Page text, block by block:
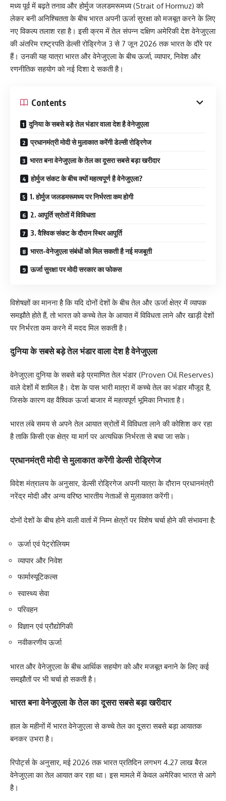
मध्य पूर्व में बढ़ते तनाव और होर्मुज जलडमरूमध्य (Strait of Hormuz) को
लेकर बनी अनिश्चितता के बीच भारत अपनी ऊर्जा सुरक्षा को मजबूत करने के लिए
नए विकल्प तलाश रहा है। इसी क्रम में तेल संपन्न दक्षिण अमेरिकी देश वेनेजुएला
की अंतरिम राष्ट्रपति डेल्सी रोड्रिगेज 3 से 7 जून 2026 तक भारत के दौरे पर
हैं। उनकी यह यात्रा भारत और वेनेजुएला के बीच ऊर्जा, व्यापार, निवेश और
रणनीतिक सहयोग को नई दिशा दे सकती है।
Contents
दुनिया के सबसे बड़े तेल भंडार वाला देश है वेनेजुएला
प्रधानमंत्री मोदी से मुलाकात करेंगी डेल्सी रोड्रिगेज
भारत बना वेनेजुएला के तेल का दूसरा सबसे बड़ा खरीदार
होर्मुज संकट के बीच क्यों महत्वपूर्ण है वेनेजुएला?
1. होर्मुज जलडमरूमध्य पर निर्भरता कम होगी
2. आपूर्ति स्रोतों में विविधता
3. वैश्विक संकट के दौरान स्थिर आपूर्ति
भारत-वेनेजुएला संबंधों को मिल सकती है नई मजबूती
ऊर्जा सुरक्षा पर मोदी सरकार का फोकस
विशेषज्ञों का मानना है कि यदि दोनों देशों के बीच तेल और ऊर्जा क्षेत्र में व्यापक
समझौते होते हैं, तो भारत को कच्चे तेल के आयात में विविधता लाने और खाड़ी देशों
पर निर्भरता कम करने में मदद मिल सकती है।
दुनिया के सबसे बड़े तेल भंडार वाला देश है वेनेजुएला
वेनेजुएला दुनिया के सबसे बड़े प्रमाणित तेल भंडार (Proven Oil Reserves)
वाले देशों में शामिल है। देश के पास भारी मात्रा में कच्चे तेल का भंडार मौजूद है,
जिसके कारण वह वैश्विक ऊर्जा बाजार में महत्वपूर्ण भूमिका निभाता है।
भारत लंबे समय से अपने तेल आयात स्रोतों में विविधता लाने की कोशिश कर रहा
है ताकि किसी एक क्षेत्र या मार्ग पर अत्यधिक निर्भरता से बचा जा सके।
प्रधानमंत्री मोदी से मुलाकात करेंगी डेल्सी रोड्रिगेज
विदेश मंत्रालय के अनुसार, डेल्सी रोड्रिगेज अपनी यात्रा के दौरान प्रधानमंत्री
नरेंद्र मोदी और अन्य वरिष्ठ भारतीय नेताओं से मुलाकात करेंगी।
दोनों देशों के बीच होने वाली वार्ता में निम्न क्षेत्रों पर विशेष चर्चा होने की संभावना है:
ऊर्जा एवं पेट्रोलियम
व्यापार और निवेश
फार्मास्यूटिकल्स
स्वास्थ्य सेवा
परिवहन
विज्ञान एवं प्रौद्योगिकी
नवीकरणीय ऊर्जा
भारत और वेनेजुएला के बीच आर्थिक सहयोग को और मजबूत बनाने के लिए कई
समझौतों पर भी चर्चा हो सकती है।
भारत बना वेनेजुएला के तेल का दूसरा सबसे बड़ा खरीदार
हाल के महीनों में भारत वेनेजुएला से कच्चे तेल का दूसरा सबसे बड़ा आयातक
बनकर उभरा है।
रिपोर्ट्स के अनुसार, मई 2026 तक भारत प्रतिदिन लगभग 4.27 लाख बैरल
वेनेजुएला का तेल आयात कर रहा था। इस मामले में केवल अमेरिका भारत से आगे
है।